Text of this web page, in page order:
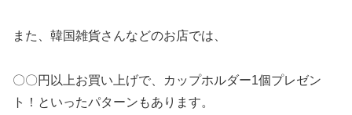
また、韓国雑貨さんなどのお店では、
〇〇円以上お買い上げで、カップホルダー1個プレゼン
ト！といったパターンもあります。